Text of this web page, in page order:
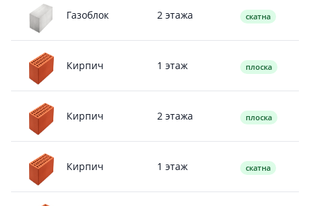
Газоблок 2 этажа скатна
Кирпич 1 этаж плоска
Кирпич 2 этажа плоска
Кирпич 1 этаж скатна